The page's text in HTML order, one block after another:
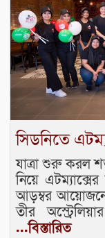
সিডনিতে
যাত্রা শুরু করল
নিয়ে
আড়ম্বর আয়োজনে
তীর
...বিস্তারিত